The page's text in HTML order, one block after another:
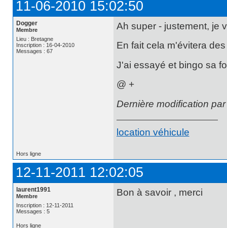
11-06-2010 15:02:50
Dogger
Membre
Lieu : Bretagne
Inscription : 16-04-2010
Messages : 67
Ah super - justement, je
En fait cela m'évitera
J'ai essayé et bingo sa
@ +
Dernière modification
location véhicule
Hors ligne
12-11-2011 12:02:05
laurent1991
Membre
Inscription : 12-11-2011
Messages : 5
Bon à savoir , merci
Hors ligne